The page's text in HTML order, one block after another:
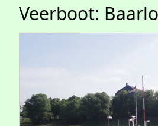
Veerboot: Baarlo